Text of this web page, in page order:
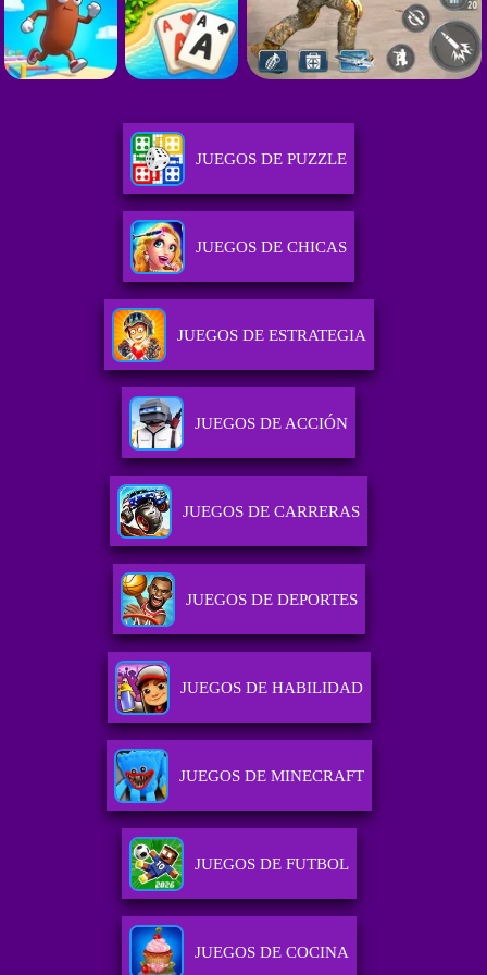
JUEGOS DE PUZZLE
JUEGOS DE CHICAS
JUEGOS DE ESTRATEGIA
JUEGOS DE ACCIÓN
JUEGOS DE CARRERAS
JUEGOS DE DEPORTES
JUEGOS DE HABILIDAD
JUEGOS DE MINECRAFT
JUEGOS DE FUTBOL
JUEGOS DE COCINA